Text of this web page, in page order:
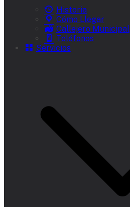
Historia
Cómo Llegar
Callejero Municipal
Teléfonos
Servicios